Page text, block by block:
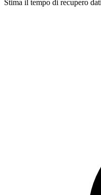
Stima il tempo di recupero